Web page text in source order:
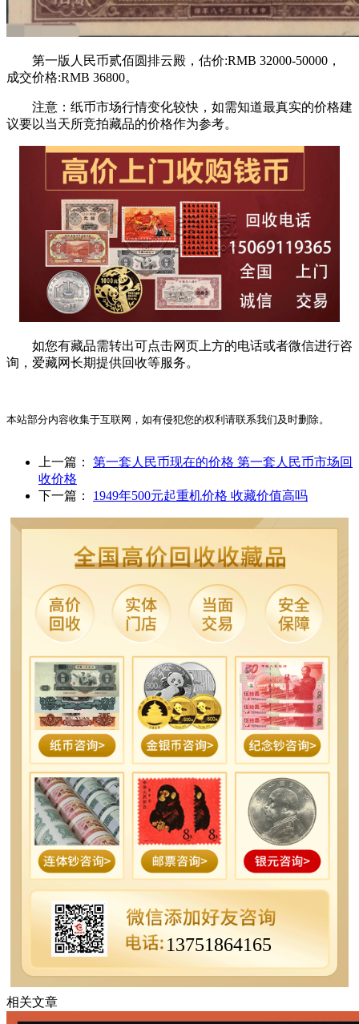
第一版人民币贰佰圆排云殿，估价:RMB 32000-50000，
成交价格:RMB 36800。
注意：纸币市场行情变化较快，如需知道最真实的价格建
议要以当天所竞拍藏品的价格作为参考。
如您有藏品需转出可点击网页上方的电话或者微信进行咨
询，爱藏网长期提供回收等服务。
本站部分内容收集于互联网，如有侵犯您的权利请联系我们及时删除。
上一篇： 第一套人民币现在的价格 第一套人民币市场回
收价格
下一篇： 1949年500元起重机价格 收藏价值高吗
13751864165
相关文章